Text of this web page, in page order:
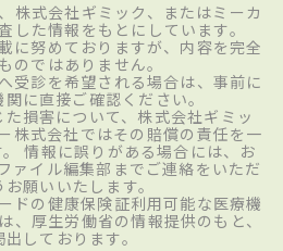
株式会社ギミック、またはミーカ
した情報をもとにしています。
に努めておりますが、内容を完全
のではありません。
受診を希望される場合は、事前に
に直接ご確認ください。
損害について、株式会社ギミッ
株式会社ではその賠償の責任を一
情報に誤りがある場合には、お
ァイル編集部までご連絡をいただ
願いいたします。
ドの健康保険証利用可能な医療機
、厚生労働省の情報提供のもと、
しております。